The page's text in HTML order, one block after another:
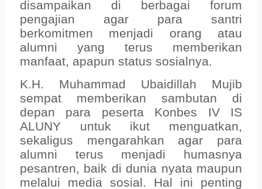
disampaikan di berbagai forum
pengajian agar para santri
berkomitmen menjadi orang atau
alumni yang terus memberikan
manfaat, apapun status sosialnya.
K.H. Muhammad Ubaidillah Mujib
sempat memberikan sambutan di
depan para peserta Konbes IV IS
ALUNY untuk ikut menguatkan,
sekaligus mengarahkan agar para
alumni terus menjadi humasnya
pesantren, baik di dunia nyata maupun
melalui media sosial. Hal ini penting